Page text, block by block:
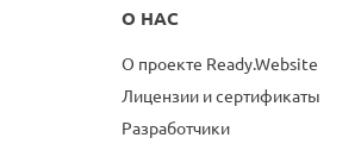
О НАС
О проекте Ready.Website
Лицензии и сертификаты
Разработчики